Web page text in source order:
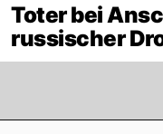
Toter bei
russischer